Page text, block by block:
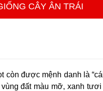
CÂY ÂN TRÁI
được mệnh danh là
đất màu mỡ, xanh tươi